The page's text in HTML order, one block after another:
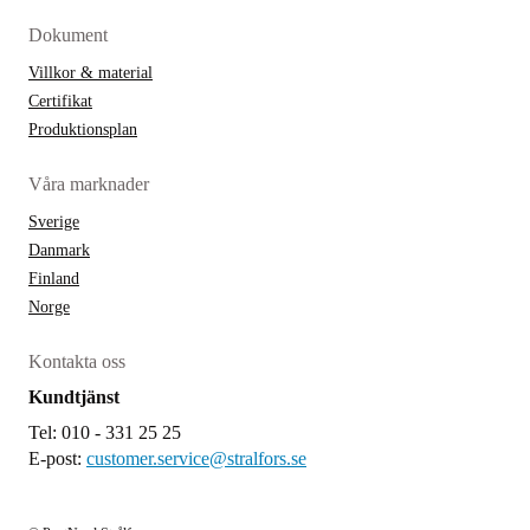
Dokument
Villkor & material
Certifikat
Produktionsplan
Våra marknader
Sverige
Danmark
Finland
Norge
Kontakta oss
Kundtjänst
Tel: 010 - 331 25 25
E-post: customer.service@stralfors.se